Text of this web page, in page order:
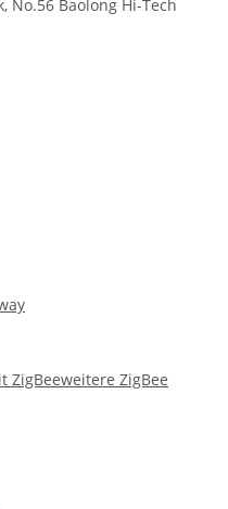
No.56 Baolong Hi-Tech
ZigBeeweitere ZigBee